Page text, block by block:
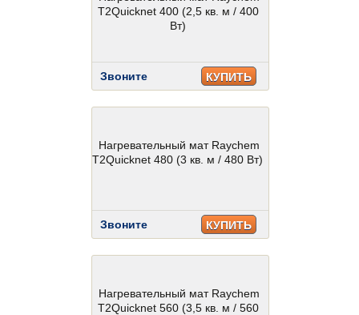
T2Quicknet 400 (2,5 кв. м / 400
Вт)
Звоните КУПИТЬ
Нагревательный мат Raychem
T2Quicknet 480 (3 кв. м / 480 Вт)
Звоните КУПИТЬ
Нагревательный мат Raychem
T2Quicknet 560 (3,5 кв. м / 560